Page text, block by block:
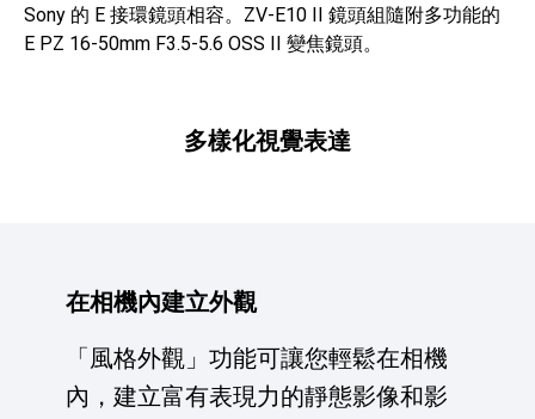
Sony 的 E 接環鏡頭相容。ZV-E10 II 鏡頭組隨附多功能的
E PZ 16-50mm F3.5-5.6 OSS II 變焦鏡頭。
多樣化視覺表達
在相機內建立外觀
「風格外觀」功能可讓您輕鬆在相機
內，建立富有表現力的靜態影像和影